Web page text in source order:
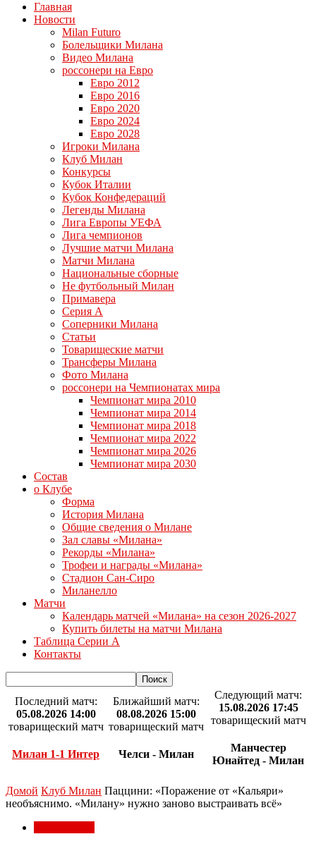
Главная
Новости
Milan Futuro
Болельщики Милана
Видео Милана
россонери на Евро
Евро 2012
Евро 2016
Евро 2020
Евро 2024
Евро 2028
Игроки Милана
Клуб Милан
Конкурсы
Кубок Италии
Кубок Конфедераций
Легенды Милана
Лига Европы УЕФА
Лига чемпионов
Лучшие матчи Милана
Матчи Милана
Национальные сборные
Не футбольный Милан
Примавера
Серия А
Соперники Милана
Статьи
Товарищеские матчи
Трансферы Милана
Фото Милана
россонери на Чемпионатах мира
Чемпионат мира 2010
Чемпионат мира 2014
Чемпионат мира 2018
Чемпионат мира 2022
Чемпионат мира 2026
Чемпионат мира 2030
Состав
о Клубе
Форма
История Милана
Общие сведения о Милане
Зал славы «Милана»
Рекорды «Милана»
Трофеи и награды «Милана»
Стадион Сан-Сиро
Миланелло
Матчи
Календарь матчей «Милана» на сезон 2026-2027
Купить билеты на матчи Милана
Таблица Серии А
Контакты
Последний матч:
05.08.2026 14:00
товарищеский матч
Милан 1-1 Интер
Ближайший матч:
08.08.2026 15:00
товарищеский матч
Челси - Милан
Следующий матч:
15.08.2026 17:45
товарищеский матч
Манчестер
Юнайтед - Милан
Домой Клуб Милан Паццини: «Поражение от «Кальяри»
необъяснимо. «Милану» нужно заново выстраивать всё»